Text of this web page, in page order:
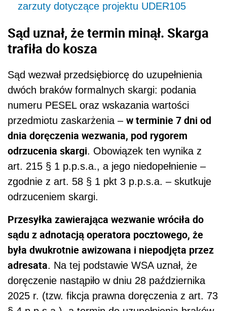
zarzuty dotyczące projektu UDER105
Sąd uznał, że termin minął. Skarga
trafiła do kosza
Sąd wezwał przedsiębiorcę do uzupełnienia
dwóch braków formalnych skargi: podania
numeru PESEL oraz wskazania wartości
przedmiotu zaskarżenia – w terminie 7 dni od
dnia doręczenia wezwania, pod rygorem
odrzucenia skargi. Obowiązek ten wynika z
art. 215 § 1 p.p.s.a., a jego niedopełnienie –
zgodnie z art. 58 § 1 pkt 3 p.p.s.a. – skutkuje
odrzuceniem skargi.
Przesyłka zawierająca wezwanie wróciła do
sądu z adnotacją operatora pocztowego, że
była dwukrotnie awizowana i niepodjęta przez
adresata. Na tej podstawie WSA uznał, że
doręczenie nastąpiło w dniu 28 października
2025 r. (tzw. fikcja prawna doręczenia z art. 73